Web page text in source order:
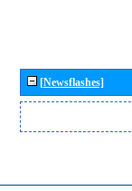
[Newsflashes]